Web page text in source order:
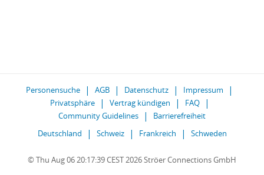
Personensuche AGB Datenschutz
Impressum
Privatsphäre
Vertrag kündigen
FAQ
Community Guidelines
Barrierefreiheit
Deutschland
Schweiz Frankreich Schweden
© Thu Aug 06 20:17:39 CEST 2026 Ströer Connections GmbH